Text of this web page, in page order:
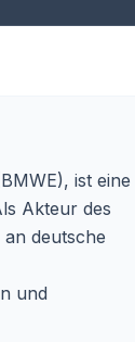
ist eine
Akteur des
deutsche
und